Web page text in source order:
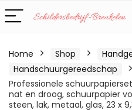
Home Shop
Handschuurgereedschap
Professionele
nat en droog, schuurpapier
steen, lak, metaal, glas, 23 x